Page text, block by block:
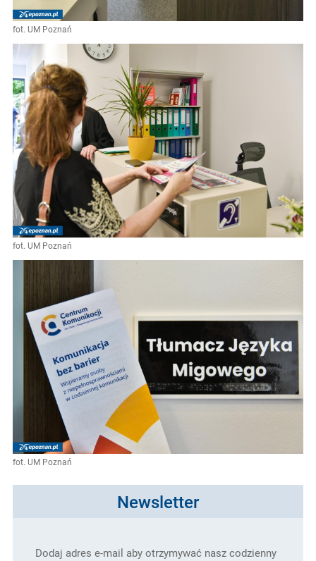
fot. UM Poznań
fot. UM Poznań
fot. UM Poznań
Newsletter
Dodaj adres e-mail aby otrzymywać nasz codzienny